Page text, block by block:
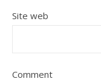
Site web
Comment